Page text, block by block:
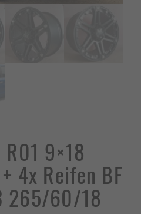
9×18
4x Reifen BF
265/60/18